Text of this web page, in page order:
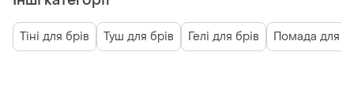
Тіні для брів Туш для брів Гелі для брів Помада для